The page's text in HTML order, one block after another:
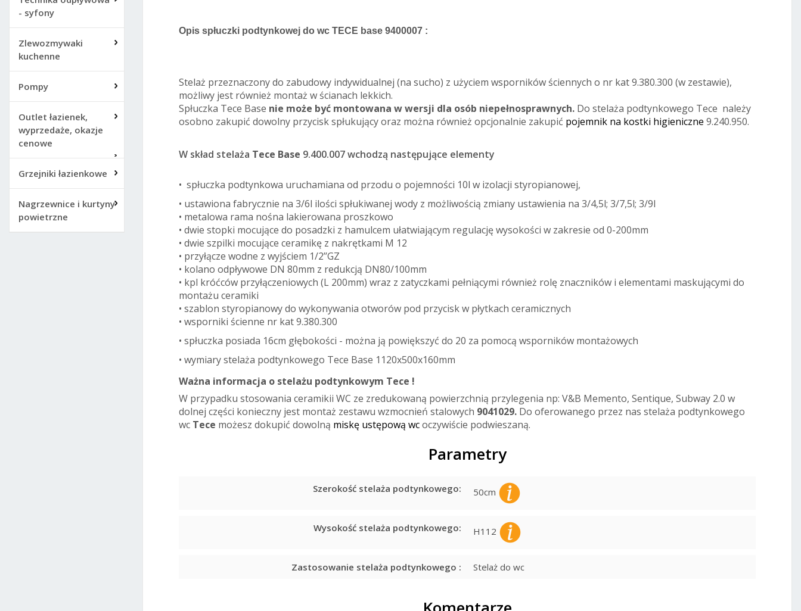
- syfony
Zlewozmywaki
kuchenne
Pompy
Outlet łazienek,
wyprzedaże, okazje
cenowe
Grzejniki łazienkowe
Nagrzewnice i kurtyny
powietrzne
Opis spłuczki podtynkowej do wc TECE base 9400007 :
Stelaż przeznaczony do zabudowy indywidualnej (na sucho) z użyciem wsporników ściennych o nr kat 9.380.300 (w zestawie),
możliwy jest również montaż w ścianach lekkich.
Spłuczka Tece Base nie może być montowana w wersji dla osób niepełnosprawnych. Do stelaża podtynkowego Tece należy
osobno zakupić dowolny przycisk spłukujący oraz można również opcjonalnie zakupić pojemnik na kostki higieniczne 9.240.950.
W skład stelaża Tece Base 9.400.007 wchodzą następujące elementy
• spłuczka podtynkowa uruchamiana od przodu o pojemności 10l w izolacji styropianowej,
• ustawiona fabrycznie na 3/6l ilości spłukiwanej wody z możliwością zmiany ustawienia na 3/4,5l; 3/7,5l; 3/9l
• metalowa rama nośna lakierowana proszkowo
• dwie stopki mocujące do posadzki z hamulcem ułatwiającym regulację wysokości w zakresie od 0-200mm
• dwie szpilki mocujące ceramikę z nakrętkami M 12
• przyłącze wodne z wyjściem 1/2’’GZ
• kolano odpływowe DN 80mm z redukcją DN80/100mm
• kpl króćców przyłączeniowych (L 200mm) wraz z zatyczkami pełniącymi również rolę znaczników i elementami maskującymi do
montażu ceramiki
• szablon styropianowy do wykonywania otworów pod przycisk w płytkach ceramicznych
• wsporniki ścienne nr kat 9.380.300
• spłuczka posiada 16cm głębokości - można ją powiększyć do 20 za pomocą wsporników montażowych
• wymiary stelaża podtynkowego Tece Base 1120x500x160mm
Ważna informacja o stelażu podtynkowym Tece !
W przypadku stosowania ceramikii WC ze zredukowaną powierzchnią przylegenia np: V&B Memento, Sentique, Subway 2.0 w
dolnej części konieczny jest montaż zestawu wzmocnień stalowych 9041029. Do oferowanego przez nas stelaża podtynkowego
wc Tece możesz dokupić dowolną miskę ustępową wcoczywiście podwieszaną.
Parametry
Szerokość stelaża podtynkowego: 50cm
Wysokość stelaża podtynkowego: H112
Zastosowanie stelaża podtynkowego : Stelaż do wc